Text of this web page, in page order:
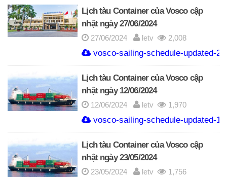
Lịch tàu Container của Vosco cập
nhật ngày 27/06/2024
27/06/2024 letv 2,008
vosco-sailing-schedule-updated-
Lịch tàu Container của Vosco cập
nhật ngày 12/06/2024
12/06/2024 letv 1,970
vosco-sailing-schedule-updated-
Lịch tàu Container của Vosco cập
nhật ngày 23/05/2024
23/05/2024 letv 1,756